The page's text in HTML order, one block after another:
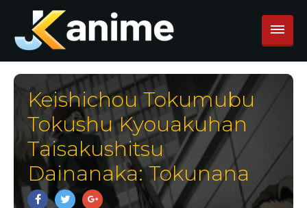
Keishichou Tokumubu
Tokushu Kyouakuhan
Taisakushitsu
Dainanaka: Tokunana